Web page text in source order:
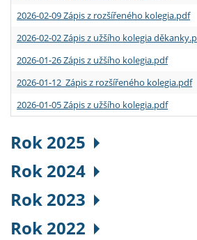
2026-02-09 Zápis z rozšířeného kolegia.pdf
2026-02-02 Zápis z užšího kolegia
2026-01-26 Zápis z užšího kolegia.pdf
2026-01-12 Zápis z rozšířeného kolegia.pdf
2026-01-05 Zápis z užšího kolegia.pdf
Rok 2025
Rok 2024
Rok 2023
Rok 2022